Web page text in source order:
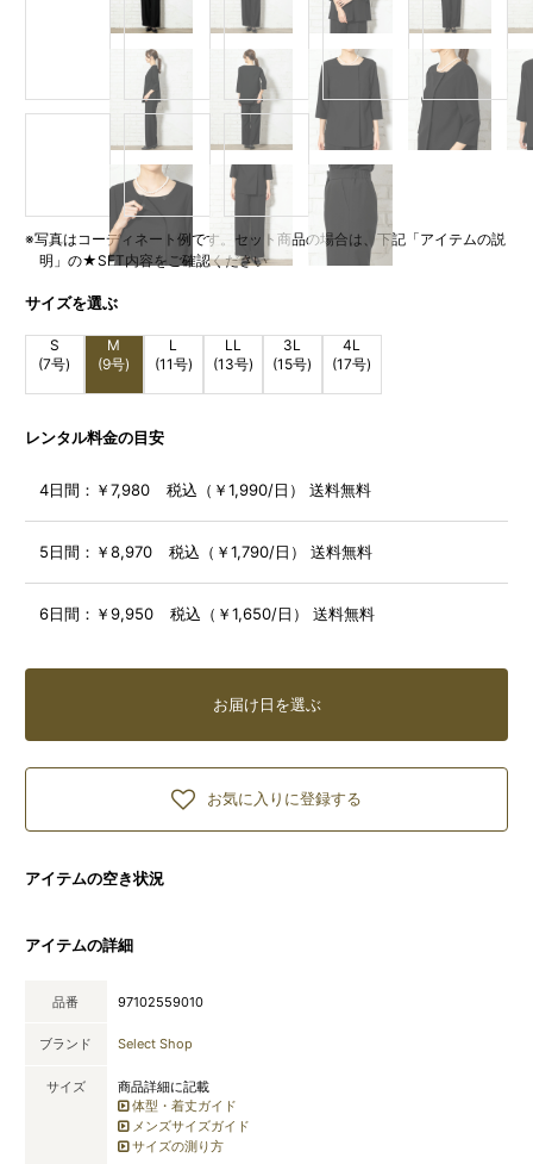
※写真はコーディネート例です。セット商品の場合は、下記「アイテムの説
明」の★SET内容をご確認ください
サイズを選ぶ
S
(7号)
M
(9号)
L
(11号)
LL
(13号)
3L
(15号)
4L
(17号)
レンタル料金の目安
4日間： ￥7,980 税込（￥1,990/日） 送料無料
5日間： ￥8,970 税込（￥1,790/日） 送料無料
6日間： ￥9,950 税込（￥1,650/日） 送料無料
お届け日を選ぶ
お気に入りに登録する
アイテムの空き状況
アイテムの詳細
品番 97102559010
ブランド Select Shop
サイズ
商品詳細に記載
体型・着丈ガイド
メンズサイズガイド
サイズの測り方